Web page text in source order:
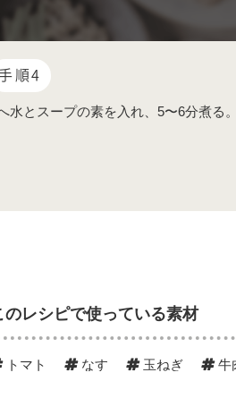
順4
水とスープの素を入れ、5〜6分煮る
のレシピで使っている素材
トマト なす 玉ねぎ 牛